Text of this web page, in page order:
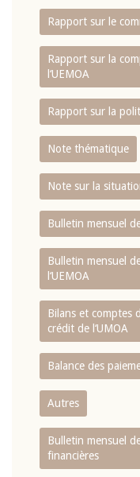
Rapport sur le
Rapport sur la
l‘UEMOA
Rapport sur la
Note thématique
Note sur la
Bulletin mensuel
Bulletin mensuel
l‘UEMOA
Bilans et comptes
crédit de l‘UMOA
Balance des
Autres
Bulletin mensuel
financières